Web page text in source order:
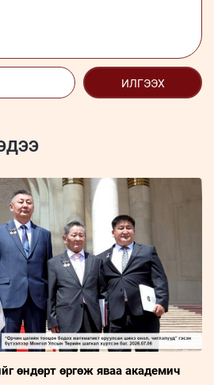
ИЛГЭЭХ
өндөрт өргөж яваа академич